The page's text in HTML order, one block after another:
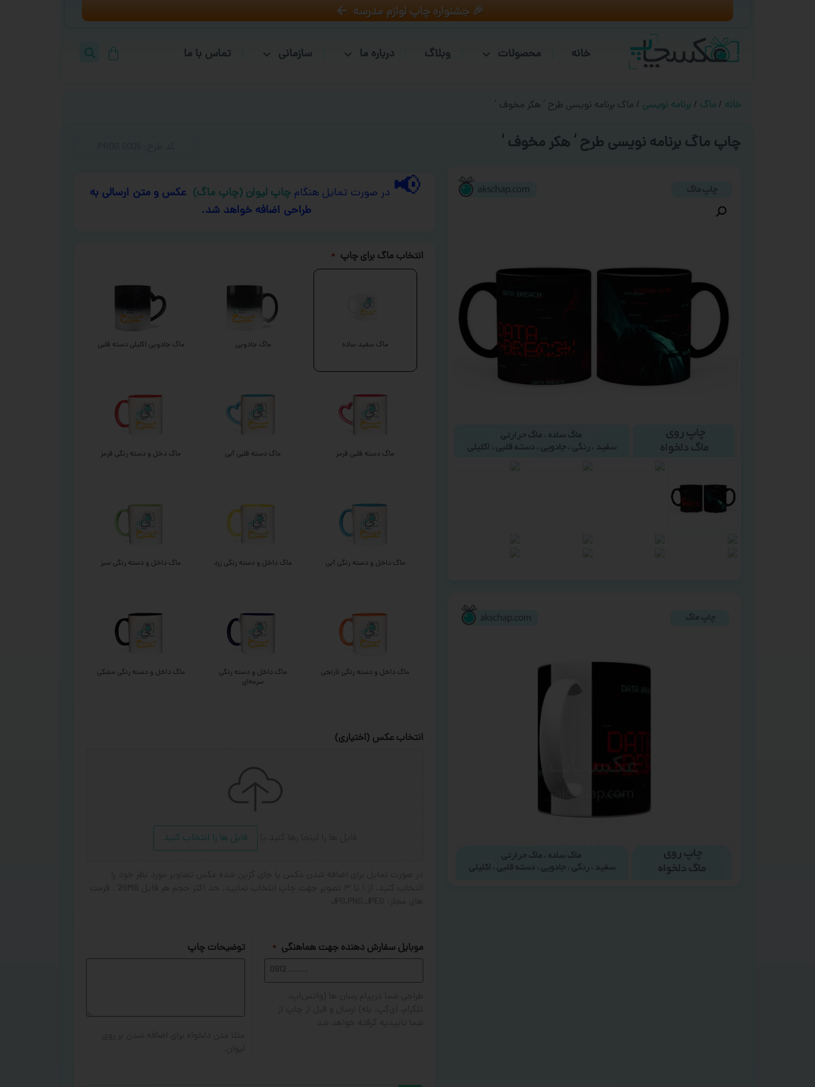
🎉 جشنواره چاپ لوازم مدرسه
خانه محصولات وبلاگ درباره ما سازمانی تماس با ما
خانه / ماگ / برنامه نویسی / ماگ برنامه نویسی طرح ‘ هکر مخوف ‘
چاپ ماگ برنامه نویسی طرح ‘ هکر مخوف ‘
📢 در صورت تمایل هنگام چاپ لیوان (چاپ ماگ) عکس و متن ارسالی به
طراحی اضافه خواهد شد.
انتخاب ماگ برای چاپ *
ماگ سفید ساده ماگ جادویی ماگ جادویی اکلیلی دسته قلبی
ماگ دسته قلبی قرمز ماگ دسته قلبی آبی ماگ دخل و دسته رنگی قرمز
ماگ داخل و دسته رنگی آبی ماگ داخل و دسته رنگی زرد ماگ داخل و دسته رنگی سبز
ماگ داخل و دسته رنگی نارنجی
ماگ داخل و دسته رنگی
سرمه‌ای
ماگ داخل و دسته رنگی مشکی
انتخاب عکس (اختیاری)
فایل ها را انتخاب کنید
موبایل سفارش دهنده جهت هماهنگی * توضیحات چاپ